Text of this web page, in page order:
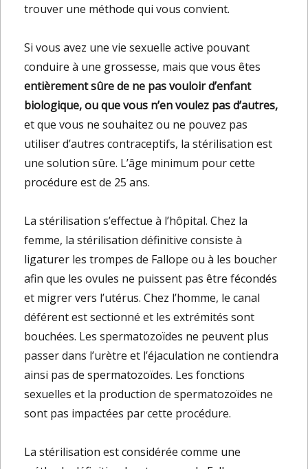
trouver une méthode qui vous convient.
Si vous avez une vie sexuelle active pouvant
conduire à une grossesse, mais que vous êtes
entièrement sûre de ne pas vouloir d’enfant
biologique, ou que vous n’en voulez pas d’autres,
et que vous ne souhaitez ou ne pouvez pas
utiliser d’autres contraceptifs, la stérilisation est
une solution sûre. L’âge minimum pour cette
procédure est de 25 ans.
La stérilisation s’effectue à l’hôpital. Chez la
femme, la stérilisation définitive consiste à
ligaturer les trompes de Fallope ou à les boucher
afin que les ovules ne puissent pas être fécondés
et migrer vers l’utérus. Chez l’homme, le canal
déférent est sectionné et les extrémités sont
bouchées. Les spermatozoïdes ne peuvent plus
passer dans l’urètre et l’éjaculation ne contiendra
ainsi pas de spermatozoïdes. Les fonctions
sexuelles et la production de spermatozoïdes ne
sont pas impactées par cette procédure.
La stérilisation est considérée comme une